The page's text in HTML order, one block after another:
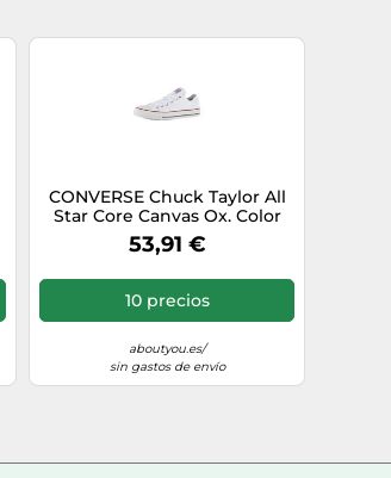
CONVERSE Chuck Taylor All
Star Core Canvas Ox. Color
Blanco
53,91 €
10 precios
aboutyou.es/
sin gastos de envío